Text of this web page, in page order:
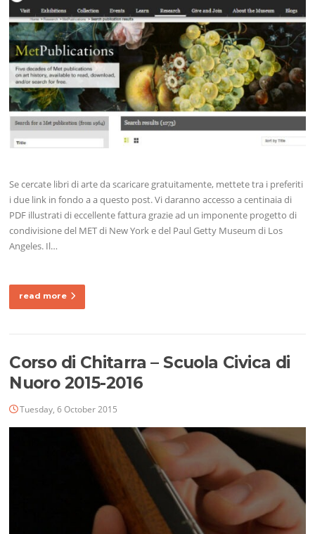
Se cercate libri di arte da scaricare gratuitamente, mettete tra i preferiti
i due link in fondo a a questo post. Vi daranno accesso a centinaia di
PDF illustrati di eccellente fattura grazie ad un imponente progetto di
condivisione del MET di New York e del Paul Getty Museum di Los
Angeles. Il…
read more
Corso di Chitarra – Scuola Civica di
Nuoro 2015-2016
Tuesday, 6 October 2015